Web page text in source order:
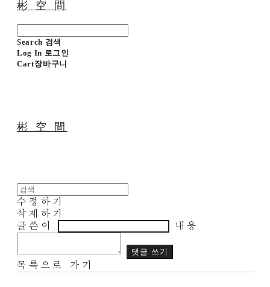
彬 空 間
Search 검색
Log In 로그인
Cart장바구니
彬 空 間
수정하기
삭제하기
글쓴이
내용
댓글 쓰기
목록으로 가기